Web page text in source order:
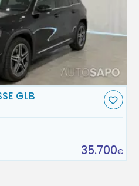
GLB
35.700€